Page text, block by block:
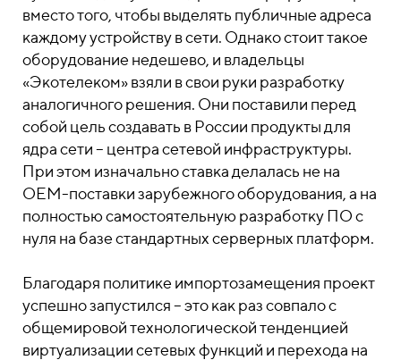
вместо того, чтобы выделять публичные адреса
каждому устройству в сети. Однако стоит такое
оборудование недешево, и владельцы
«Экотелеком» взяли в свои руки разработку
аналогичного решения. Они поставили перед
собой цель создавать в России продукты для
ядра сети – центра сетевой инфраструктуры.
При этом изначально ставка делалась не на
OEM-поставки зарубежного оборудования, а на
полностью самостоятельную разработку ПО с
нуля на базе стандартных серверных платформ.
Благодаря политике импортозамещения проект
успешно запустился – это как раз совпало с
общемировой технологической тенденцией
виртуализации сетевых функций и перехода на